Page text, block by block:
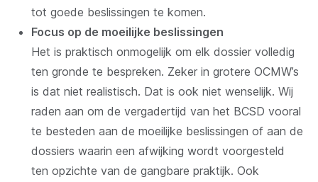
tot goede beslissingen te komen.
Focus op de moeilijke beslissingen
Het is praktisch onmogelijk om elk dossier volledig
ten gronde te bespreken. Zeker in grotere OCMW’s
is dat niet realistisch. Dat is ook niet wenselijk. Wij
raden aan om de vergadertijd van het BCSD vooral
te besteden aan de moeilijke beslissingen of aan de
dossiers waarin een afwijking wordt voorgesteld
ten opzichte van de gangbare praktijk. Ook